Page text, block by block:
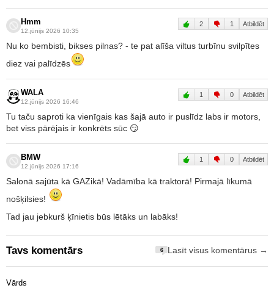
Hmm
12.jūnijs 2026 10:35
2 1 Atbildēt
Nu ko bembisti, bikses pilnas? - te pat alīša viltus turbīnu svilpītes
diez vai palīdzēs
WALA
12.jūnijs 2026 16:46
1 0 Atbildēt
Tu taču saproti ka vienīgais kas šajā auto ir puslīdz labs ir motors,
bet viss pārējais ir konkrēts sūc 😏
BMW
12.jūnijs 2026 17:16
1 0 Atbildēt
Salonā sajūta kā GAZikā! Vadāmība kā traktorā! Pirmajā līkumā
nošķilsies!
Tad jau jebkurš ķīnietis būs lētāks un labāks!
Tavs komentārs 6 Lasīt visus komentārus →
Vārds